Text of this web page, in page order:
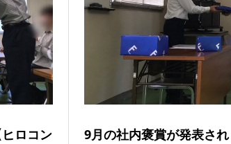
ロコン
9月の社内褒賞が発表さ